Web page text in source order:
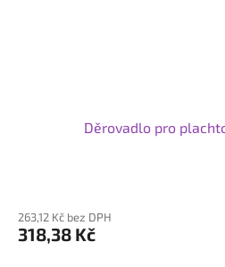
Děrovadlo pro
263,12 Kč bez DPH
318,38 Kč